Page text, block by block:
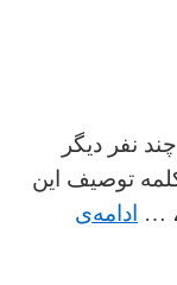
نفر دیگر
توصیف این
… ادامه‌ی